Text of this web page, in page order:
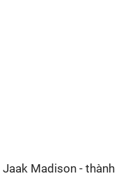
Madison - thành